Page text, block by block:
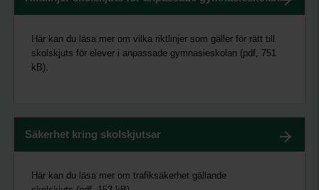
Här kan du läsa mer om vilka riktlinjer som gäller för rätt till
skolskjuts för elever i anpassade gymnasieskolan (pdf, 751
kB).
Säkerhet kring skolskjutsar
Här kan du läsa mer om trafiksäkerhet gällande